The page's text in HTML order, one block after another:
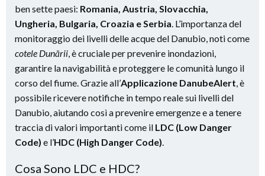
ben sette paesi: Romania, Austria, Slovacchia,
Ungheria, Bulgaria, Croazia e Serbia. L’importanza del
monitoraggio dei livelli delle acque del Danubio, noti come
cotele Dunării, è cruciale per prevenire inondazioni,
garantire la navigabilità e proteggere le comunità lungo il
corso del fiume. Grazie all’Applicazione DanubeAlert, è
possibile ricevere notifiche in tempo reale sui livelli del
Danubio, aiutando così a prevenire emergenze e a tenere
traccia di valori importanti come il LDC (Low Danger
Code) e l’HDC (High Danger Code).
Cosa Sono LDC e HDC?